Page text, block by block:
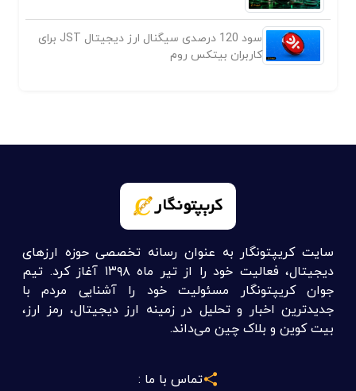
سود 120 درصدی سیگنال ارز دیجیتال JST برای
کاربران بیتکس روم
سایت کریپتونگار به عنوان رسانه تخصصی حوزه ارزهای
دیجیتال، فعالیت خود را از تیر ماه ۱۳۹۸ آغاز کرد. تیم
جوان کریپتونگار مسئولیت خود را آشنایی مردم با
جدیدترین اخبار و تحلیل در زمینه ارز دیجیتال، رمز ارز،
بیت کوین و بلاک چین می‌داند.
تماس با ما :